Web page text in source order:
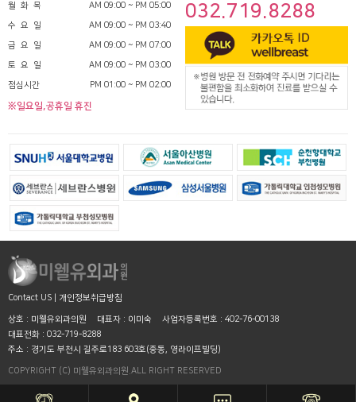
월 화 목 AM 09:00 ~ PM 05:00
수 요 일 AM 09:00 ~ PM 03:40
금 요 일 AM 09:00 ~ PM 07:00
토 요 일 AM 09:00 ~ PM 03:00
점심시간 PM 01:00 ~ PM 02:00
※일요일,공휴일 휴진
032.719.8288
Contact US 개인정보취급방침
상호 : 미웰유외과의원 대표자 : 이미숙
사업자등록번호 : 402-76-00138
대표전화 : 032-719-8288
주소 : 경기도 부천시 길주로183 603호(중동, 영라이프빌딩)
COPYRIGHT (C) 미웰유외과의원.ALL RIGHT RESERVED